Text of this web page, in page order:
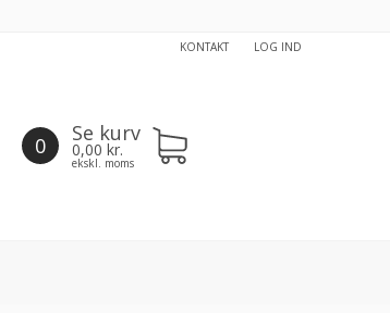
KONTAKT LOG IND
0 Se kurv
0,00 kr.
ekskl. moms